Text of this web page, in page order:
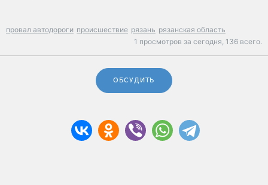
провал автодороги происшествие рязань рязанская область
1 просмотров за сегодня, 136 всего.
ОБСУДИТЬ